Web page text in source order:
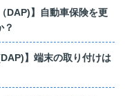
DAP)】自動車保険を更
？
】端末の取り付けは